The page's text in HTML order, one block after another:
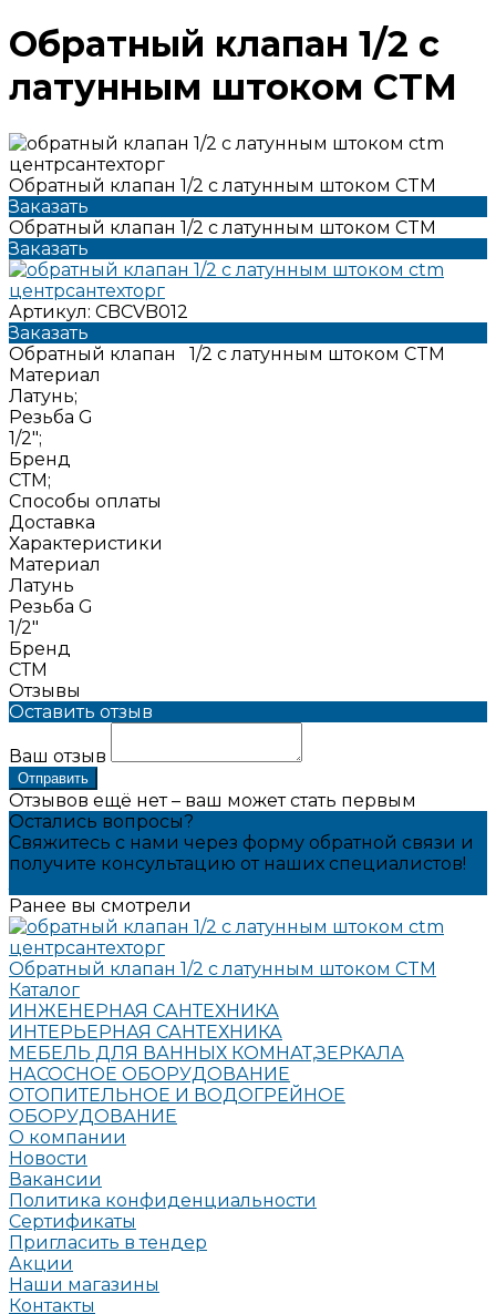
Обратный клапан 1/2 с
латунным штоком CTM
Обратный клапан 1/2 с латунным штоком CTM
Заказать
Обратный клапан 1/2 с латунным штоком CTM
Заказать
Артикул: CBCVB012
Заказать
Обратный клапан 1/2 с латунным штоком CTM
Материал
Латунь;
Резьба G
1/2";
Бренд
СТМ;
Способы оплаты
Доставка
Характеристики
Материал
Латунь
Резьба G
1/2"
Бренд
СТМ
Отзывы
Оставить отзыв
Ваш отзыв
Отправить
Отзывов ещё нет – ваш может стать первым
Остались вопросы?
Свяжитесь с нами через форму обратной связи и
получите консультацию от наших специалистов!
Ранее вы смотрели
Обратный клапан 1/2 с латунным штоком CTM
Каталог
ИНЖЕНЕРНАЯ САНТЕХНИКА
ИНТЕРЬЕРНАЯ САНТЕХНИКА
МЕБЕЛЬ ДЛЯ ВАННЫХ КОМНАТ,ЗЕРКАЛА
НАСОСНОЕ ОБОРУДОВАНИЕ
ОТОПИТЕЛЬНОЕ И ВОДОГРЕЙНОЕ
ОБОРУДОВАНИЕ
О компании
Новости
Вакансии
Политика конфиденциальности
Сертификаты
Пригласить в тендер
Акции
Наши магазины
Контакты